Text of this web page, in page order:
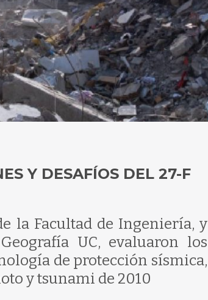
Y DESAFÍOS DEL 27-F
la Facultad de Ingeniería, y
UC, evaluaron los
de protección sísmica,
y tsunami de 2010